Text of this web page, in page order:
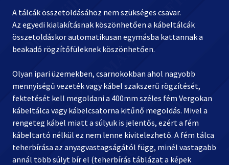
A tálcák összetoldásához nem szükséges csavar.
Az egyedi kialakításnak köszönhetően a kábeltálcák
összetoldáskor automatikusan egymásba kattannak a
beakadó rögzítőfüleknek köszönhetően.
Olyan ipari üzemekben, csarnokokban ahol nagyobb
mennyiségű vezeték vagy kábel szakszerű rögzítését,
fektetését kell megoldani a 400mm széles fém Vergokan
kábeltálca vagy kábelcsatorna kitűnő megoldás. Mivel a
rengeteg kábel miatt a súlyuk is jelentős, ezért a fém
kábeltartó nélkül ez nem lenne kivitelezhető. A fém tálca
teherbírása az anyagvastagságától függ, minél vastagabb
annál több súlyt bír el (teherbírás táblázat a képek